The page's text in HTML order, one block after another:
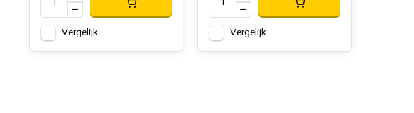
Vergelijk Vergelijk